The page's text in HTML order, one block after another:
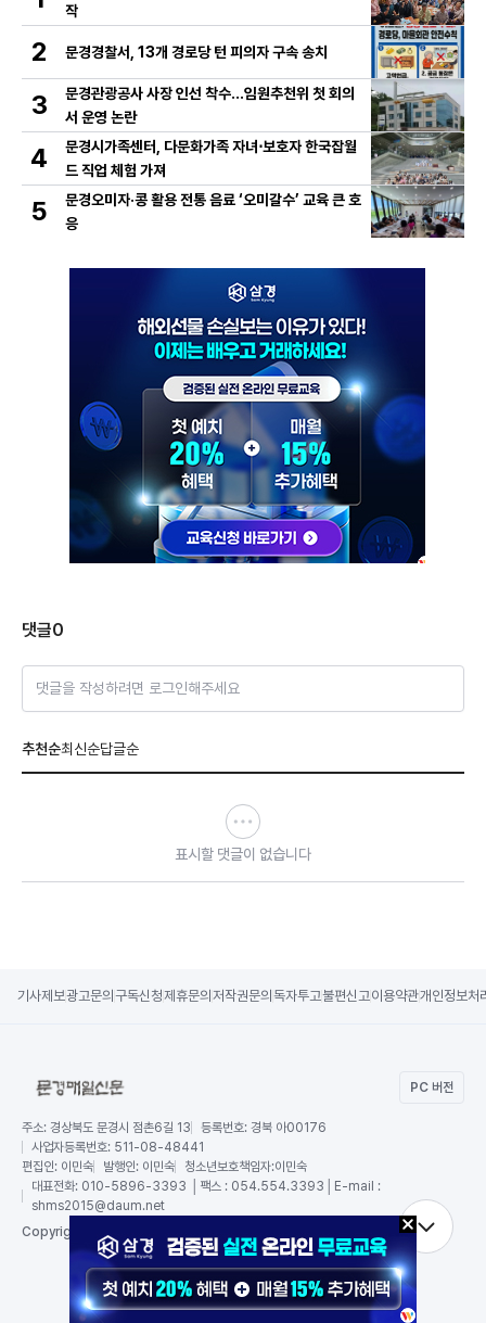
작
2 문경경찰서, 13개 경로당 턴 피의자 구속 송치
3
문경관광공사 사장 인선 착수…임원추천위 첫 회의
서 운영 논란
4
문경시가족센터, 다문화가족 자녀⋅보호자 한국잡월
드 직업 체험 가져
5
문경오미자·콩 활용 전통 음료 ‘오미갈수’ 교육 큰 호
응
댓글0
댓글을 작성하려면 로그인해주세요
추천순최신순답글순
표시할 댓글이 없습니다
기사제보광고문의 구독신청제휴문의 저작권문의 독자투고불편신고이용약관개인정보처
PC 버전
주소: 경상북도 문경시 점촌6길 13 등록번호: 경북 아00176
사업자등록번호: 511-08-48441
편집인: 이민숙 발행인: 이민숙 청소년보호책임자:이민숙
대표전화: 010-5896-3393 │팩스 : 054.554.3393│E-mail :
shms2015@daum.net
Copyright by 문경매일신문,